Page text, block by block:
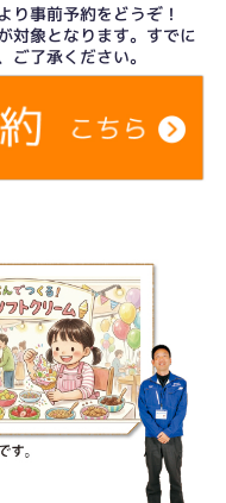
り事前予約をどうぞ！
対象となります。すでに
了承ください。